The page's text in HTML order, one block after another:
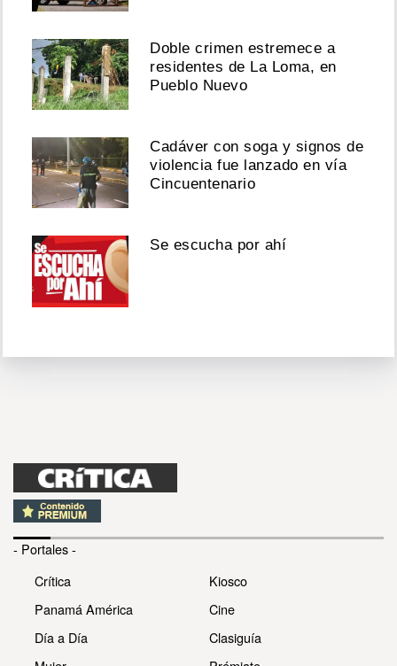
Doble crimen estremece a
residentes de La Loma, en
Pueblo Nuevo
Cadáver con soga y signos de
violencia fue lanzado en vía
Cincuentenario
Se escucha por ahí
- Portales -
Crítica
Panamá América
Día a Día
Kiosco
Cine
Clasiguía